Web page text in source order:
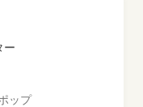
ー
ップ